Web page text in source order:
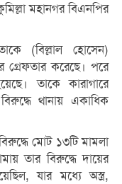
মহানগর বিএনপির
(বিল্লাল হোসেন)
গ্রেফতার করেছে। পরে
তাকে কারাগারে
থানায় একাধিক
মোট ১৩টি মামলা
তার বিরুদ্ধে দায়ের
যার মধ্যে অস্ত্র,